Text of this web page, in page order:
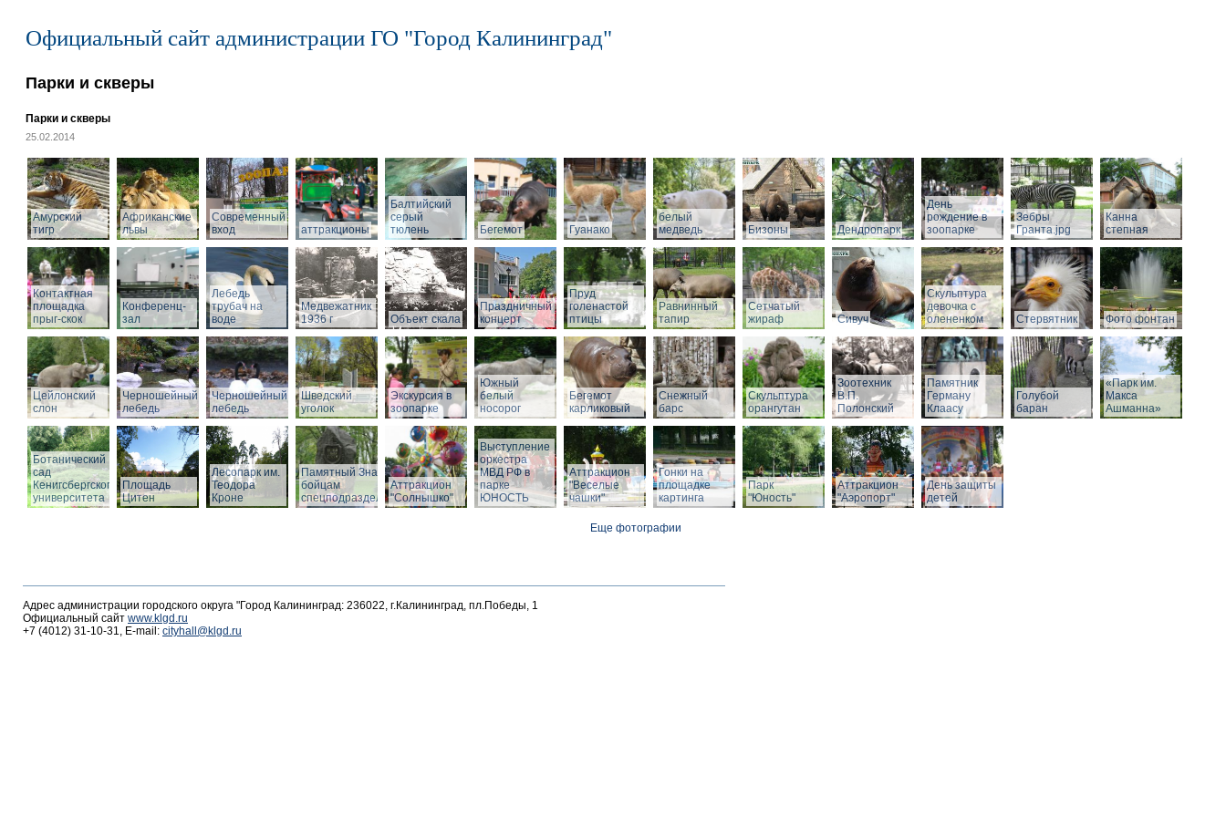
Официальный сайт администрации ГО "Город Калининград"
Парки и скверы
Парки и скверы
25.02.2014
Амурский
тигр
Африканские
львы
Современный
вход
аттракционы
Балтийский
серый
тюлень
Бегемот Гуанако
белый
медведь
Бизоны Дендропарк
День
рождение в
зоопарке
Зебры
Гранта.jpg
Канна
степная
Контактная
площадка
прыг-скок
Конференц-
зал
Лебедь
трубач на
воде
Медвежатник
1936 г
Объект скала
Праздничный
концерт
Пруд
голенастой
птицы
Равнинный
тапир
Сетчатый
жираф
Сивуч
Скульптура
девочка с
олененком
Стервятник Фото фонтан
Цейлонский
слон
Черношейный
лебедь
Черношейный
лебедь
Шведский
уголок
Экскурсия в
зоопарке
Южный
белый
носорог
Бегемот
карликовый
Снежный
барс
Скульптура
орангутан
Зоотехник
В.П.
Полонский
Памятник
Герману
Клаасу
Голубой
баран
«Парк им.
Макса
Ашманна»
Ботанический
сад
Кенигсбергского
университета
Площадь
Цитен
Лесопарк им.
Теодора
Кроне
Памятный Знак
бойцам
спецподразделений
Аттракцион
"Солнышко"
Выступление
оркестра
МВД РФ в
парке
ЮНОСТЬ
Аттракцион
"Веселые
чашки"
Гонки на
площадке
картинга
Парк
"Юность"
Аттракцион
"Аэропорт"
День защиты
детей
Еще фотографии
Адрес администрации городского округа "Город Калининград: 236022, г.Калининград, пл.Победы, 1
Официальный сайт www.klgd.ru
+7 (4012) 31-10-31, E-mail: cityhall@klgd.ru